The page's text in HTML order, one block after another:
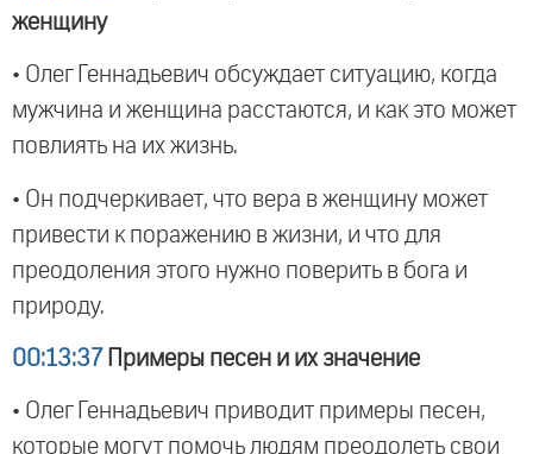
женщину
• Олег Геннадьевич обсуждает ситуацию, когда
мужчина и женщина расстаются, и как это может
повлиять на их жизнь.
• Он подчеркивает, что вера в женщину может
привести к поражению в жизни, и что для
преодоления этого нужно поверить в бога и
природу.
00:13:37 Примеры песен и их значение
• Олег Геннадьевич приводит примеры песен,
которые могут помочь людям преодолеть свои